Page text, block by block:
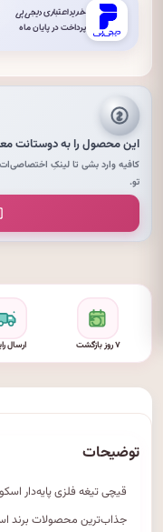
خرید اعتباری دیجی‌پی
پرداخت در پایان ماه
این محصول را به دوستانت
کافیه وارد بشی تا لینکِ
تو.
۷ روز بازگشت ارسال
توضیحات
جذاب‌ترین محصولات برند